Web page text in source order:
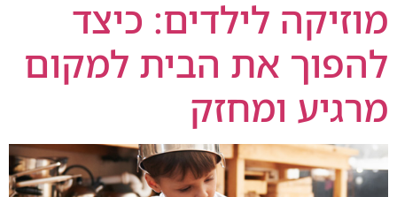
מוזיקה לילדים: כיצד
להפוך את הבית למקום
מרגיע ומחזק